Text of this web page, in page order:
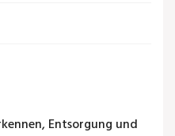
Entsorgung und